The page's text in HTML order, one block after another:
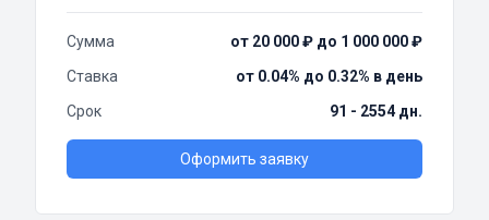
Сумма
от 20 000 ₽ до 1 000 000 ₽
Ставка
от 0.04% до 0.32% в день
Срок
91 - 2554 дн.
Оформить заявку